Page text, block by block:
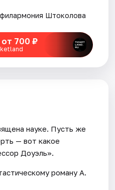
Штоколова
700 ₽
науке. Пусть же
— вот какое
Доуэль».
роману А.